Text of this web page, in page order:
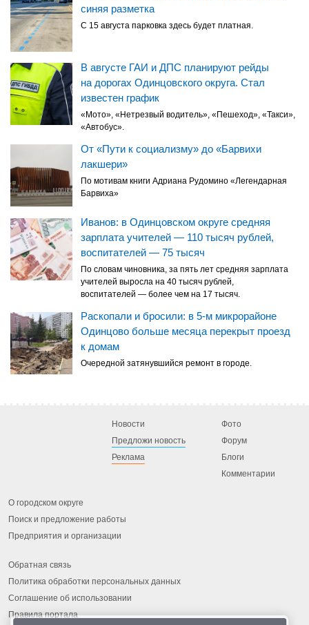
синяя разметка
С 15 августа парковка здесь будет платная.
В августе ГАИ и ДПС планируют рейды
на дорогах Одинцовского округа. Стал
известен график
«Мото», «Нетрезвый водитель», «Пешеход», «Такси»,
«Автобус».
От «Пути к социализму» до «Барвихи
лакшери»
По мотивам книги Адриана Рудомино «Легендарная
Барвиха»
Иванов: в Одинцовском округе средняя
зарплата учителей — 110 тысяч рублей,
воспитателей — 75 тысяч
По словам чиновника, за пять лет средняя зарплата
учителей выросла на 40 тысяч рублей,
воспитателей — более чем на 17 тысяч.
Раскопали и бросили: в 5-м микрорайоне
Одинцово больше месяца перекрыт проезд
к домам
Очередной затянувшийся ремонт в городе.
Новости
Предложи новость
Реклама
Фото
Форум
Блоги
Комментарии
О городском округе
Поиск и предложение работы
Предприятия и организации
Обратная связь
Политика обработки персональных данных
Соглашение об использовании
Правила портала